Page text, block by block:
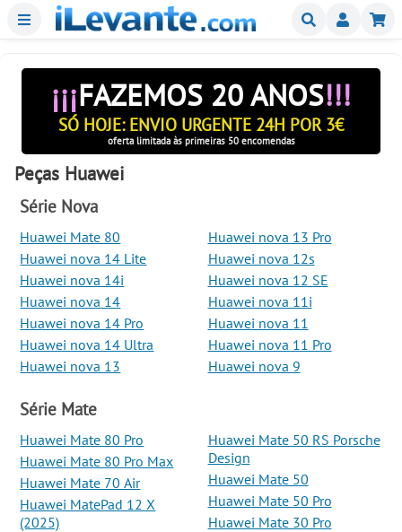
Menu Buscar
¡¡¡FAZEMOS 20 ANOS!!!
SÓ HOJE: ENVIO URGENTE 24H POR 3€
oferta limitada às primeiras 50 encomendas
Peças Huawei
Série Nova
Huawei Mate 80
Huawei nova 14 Lite
Huawei nova 14i
Huawei nova 14
Huawei nova 14 Pro
Huawei nova 14 Ultra
Huawei nova 13
Huawei nova 13 Pro
Huawei nova 12s
Huawei nova 12 SE
Huawei nova 11i
Huawei nova 11
Huawei nova 11 Pro
Huawei nova 9
Série Mate
Huawei Mate 80 Pro
Huawei Mate 80 Pro Max
Huawei Mate 70 Air
Huawei MatePad 12 X
(2025)
Huawei Mate 50 RS Porsche
Design
Huawei Mate 50
Huawei Mate 50 Pro
Huawei Mate 30 Pro